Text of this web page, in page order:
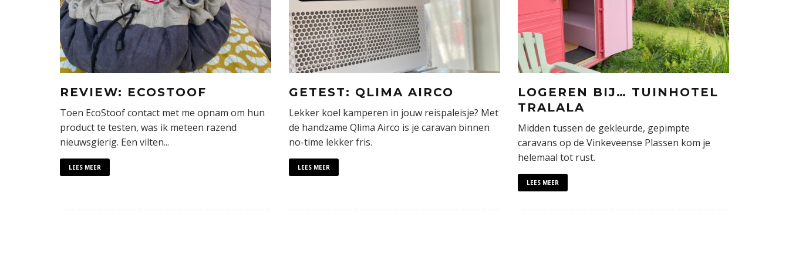
REVIEW: ECOSTOOF
Toen EcoStoof contact met me opnam om hun
product te testen, was ik meteen razend
nieuwsgierig. Een vilten...
LEES MEER
GETEST: QLIMA AIRCO
Lekker koel kamperen in jouw reispaleisje? Met
de handzame Qlima Airco is je caravan binnen
no-time lekker fris.
LEES MEER
LOGEREN BIJ… TUINHOTEL
TRALALA
Midden tussen de gekleurde, gepimpte
caravans op de Vinkeveense Plassen kom je
helemaal tot rust.
LEES MEER